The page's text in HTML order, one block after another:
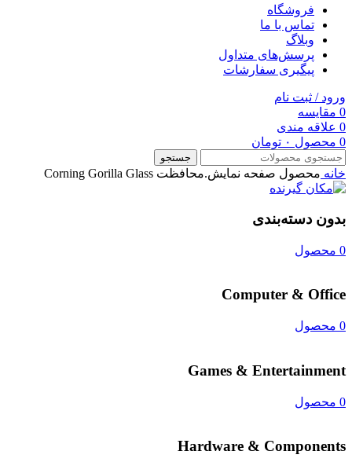
فروشگاه
تماس با ما
وبلاگ
پرسش‌های متداول
پیگیری سفارشات
ورود / ثبت نام
0 مقایسه
0 علاقه مندی
0 محصول ۰ تومان
جستجو
خانه محصول صفحه نمايش.محافظت Corning Gorilla Glass
بدون دسته‌بندی
0 محصول
Computer & Office
0 محصول
Games & Entertainment
0 محصول
Hardware & Components